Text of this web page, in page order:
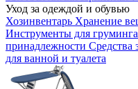
Уход за одеждой и обувью
Хозинвентарь Хранение
Инструменты для груминга
принадлежности Средства
для ванной и туалета